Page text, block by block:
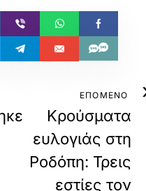
ΕΠΟΜΕΝΟ
Κρούσματα
ευλογιάς στη
Ροδόπη: Τρεις
εστίες τον